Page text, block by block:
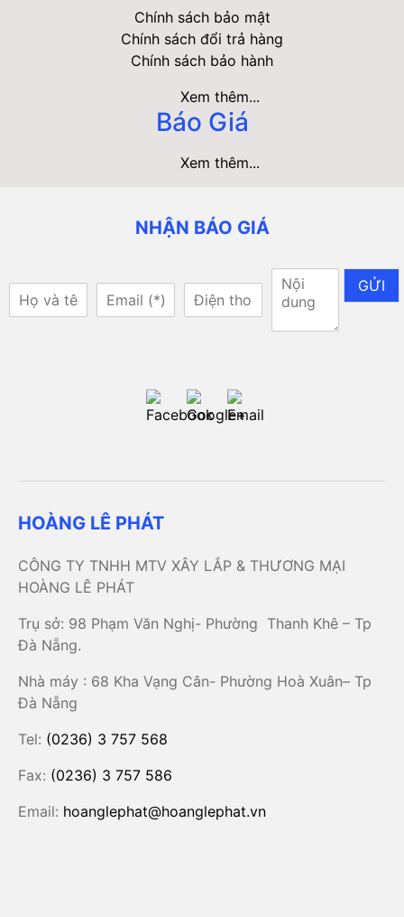
Chính sách bảo mật
Chính sách đổi trả hàng
Chính sách bảo hành
Xem thêm...
Báo Giá
Xem thêm...
NHẬN BÁO GIÁ
GỬI
HOÀNG LÊ PHÁT
CÔNG TY TNHH MTV XÂY LẮP & THƯƠNG MẠI
HOÀNG LÊ PHÁT
Trụ sở: 98 Phạm Văn Nghị- Phường Thanh Khê – Tp
Đà Nẵng.
Nhà máy : 68 Kha Vạng Cân- Phường Hoà Xuân– Tp
Đà Nẵng
Tel: (0236) 3 757 568
Fax: (0236) 3 757 586
Email: hoanglephat@hoanglephat.vn